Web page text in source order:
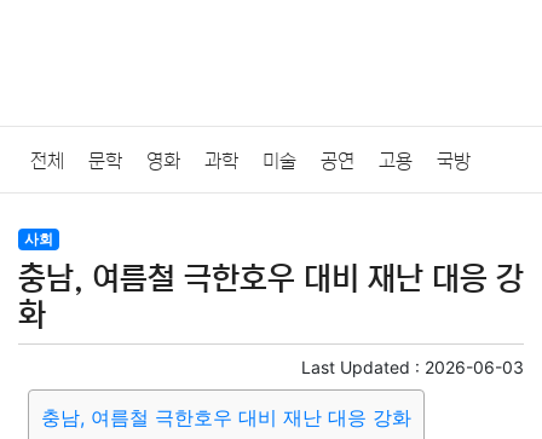
전체 문학 영화 과학 미술 공연 고용 국방
법률
질병 가요 방송 일상 주식 암호화폐 블록체인
미용 증권 인테리어
요리 상품리뷰 원예 금융 게임 스포츠
사회
충남, 여름철 극한호우 대비 재난 대응 강
화
Last Updated : 2026-06-03
충남, 여름철 극한호우 대비 재난 대응 강화